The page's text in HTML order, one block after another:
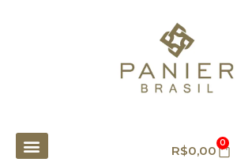
R$0,00 0